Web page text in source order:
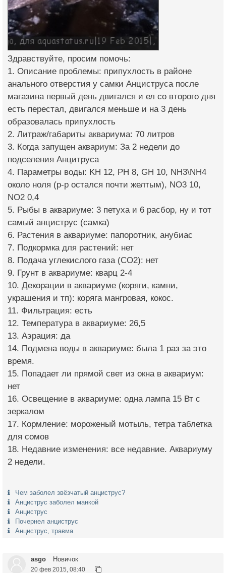
Здравствуйте, просим помочь:
1. Описание проблемы: припухлость в районе
анального отверстия у самки Анциструса после
магазина первый день двигался и ел со второго дня
есть перестал, двигался меньше и на 3 день
образовалась припухлость
2. Литраж/габариты аквариума: 70 литров
3. Когда запущен аквариум: За 2 недели до
подселения Анцитруса
4. Параметры воды: KH 12, PH 8, GH 10, NH3\NH4
около ноля (р-р остался почти желтым), NO3 10,
NO2 0,4
5. Рыбы в аквариуме: 3 петуха и 6 расбор, ну и тот
самый анциструс (самка)
6. Растения в аквариуме: папоротник, анубиас
7. Подкормка для растений: нет
8. Подача углекислого газа (CO2): нет
9. Грунт в аквариуме: кварц 2-4
10. Декорации в аквариуме (коряги, камни,
украшения и тп): коряга мангровая, кокос.
11. Фильтрация: есть
12. Температура в аквариуме: 26,5
13. Аэрация: да
14. Подмена воды в аквариуме: была 1 раз за это
время.
15. Попадает ли прямой свет из окна в аквариум:
нет
16. Освещение в аквариуме: одна лампа 15 Вт с
зеркалом
17. Кормление: мороженый мотыль, тетра таблетка
для сомов
18. Недавние изменения: все недавние. Аквариуму
2 недели.
Чем заболел звёзчатый анциструс?
Анциструс заболел манкой
Анциструс
Почернел анциструс
Анциструс, травма
asgo Новичок
20 фев 2015, 08:40